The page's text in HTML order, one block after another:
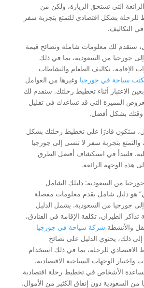
التي تستحق الزيارة، ولكن من
بشكل اقتصادي للتمتع بتجربة سفر
التكاليف.
سنقدم لك معلومات شاملة ونصائح قيمة
جورجيا من السعودية، بما في ذلك
الإقامة، تكاليف الطعام والنشاطات
سياحة في جورجيا وغيرها من العوامل
الاعتبار أثناء تخطيط رحلتك. سنقدم لك
المميزة التي قد تساعدك في تقليل
وقتك بشكل أفضل.
ستكون قادرًا على تخطيط رحلتك بشكل
بتجربة سفر لا تنسى إلى جورجيا
فلنبدأ في استكشاف أفضل الطرق
هذه الوجهة الرائعة.
من السعودية: دليلك الشامل
هو دليل شامل يقدم معلومات مفصلة
جورجيا من السعودية. يشمل الدليل
الطيران، تكلفة الإقامة في الفنادق،
والأنشطة شركة سياحة في جورجيا
إلى ذلك، يحتوي الدليل على نصائح
الاقتصادي للرحلة، بما في ذلك استخدام
الوجهات السياحية الاقتصادية.
الأشخاص في تخطيط رحلة اقتصادية
من السعودية دون إنفاق الكثير من الأموال.